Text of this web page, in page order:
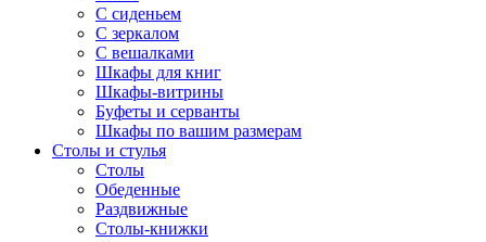
С сиденьем
С зеркалом
С вешалками
Шкафы для книг
Шкафы-витрины
Буфеты и серванты
Шкафы по вашим размерам
Столы и стулья
Столы
Обеденные
Раздвижные
Столы-книжки